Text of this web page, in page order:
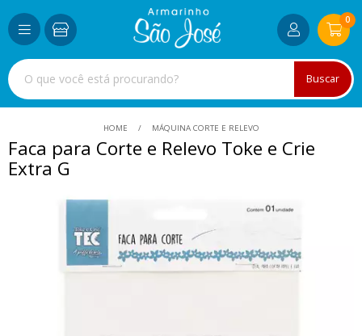
Buscar
0
HOME MÁQUINA CORTE E RELEVO
Faca para Corte e Relevo Toke e Crie
Extra G